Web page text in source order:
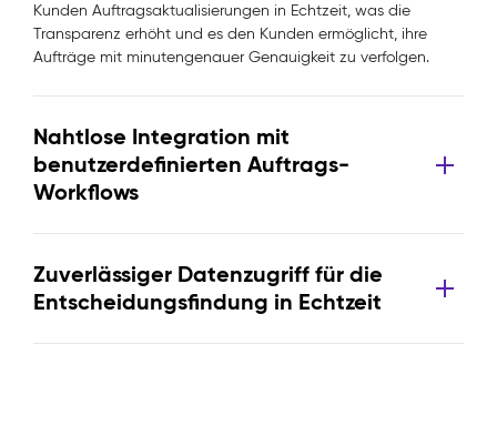
Kunden Auftragsaktualisierungen in Echtzeit, was die
Transparenz erhöht und es den Kunden ermöglicht, ihre
Aufträge mit minutengenauer Genauigkeit zu verfolgen.
Nahtlose Integration mit
benutzerdefinierten Auftrags-
Workflows
Zuverlässiger Datenzugriff für die
Entscheidungsfindung in Echtzeit